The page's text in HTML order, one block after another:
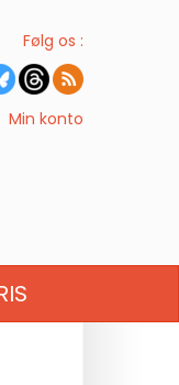
Følg os :
Min konto